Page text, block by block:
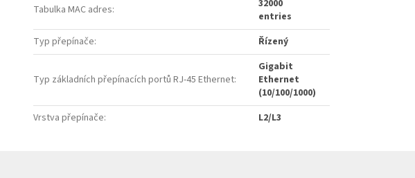
Tabulka MAC adres:
32000
entries
Typ přepínače: Řízený
Typ základních přepínacích portů RJ-45 Ethernet:
Gigabit
Ethernet
(10/100/1000)
Vrstva přepínače: L2/L3